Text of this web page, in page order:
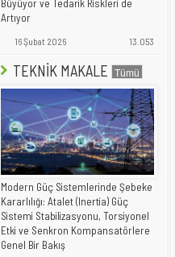
Büyüyor ve Tedarik Riskleri de
Artıyor
16 Şubat 2026 13.053
TEKNİK MAKALE
Modern Güç Sistemlerinde Şebeke
Kararlılığı: Atalet (Inertia) Güç
Sistemi Stabilizasyonu, Torsiyonel
Etki ve Senkron Kompansatörlere
Genel Bir Bakış